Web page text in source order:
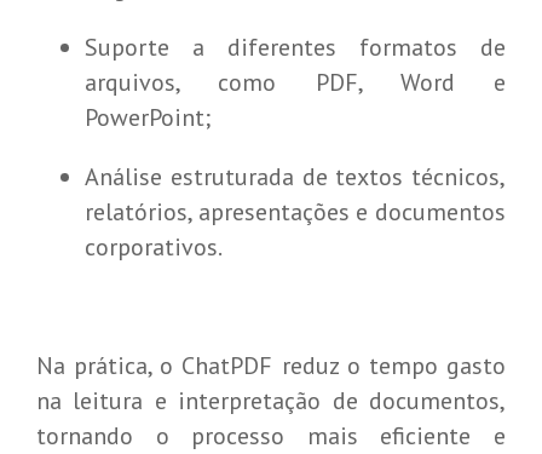
Suporte a diferentes formatos de
arquivos, como PDF, Word e
PowerPoint;
Análise estruturada de textos técnicos,
relatórios, apresentações e documentos
corporativos.
Na prática, o ChatPDF reduz o tempo gasto
na leitura e interpretação de documentos,
tornando o processo mais eficiente e